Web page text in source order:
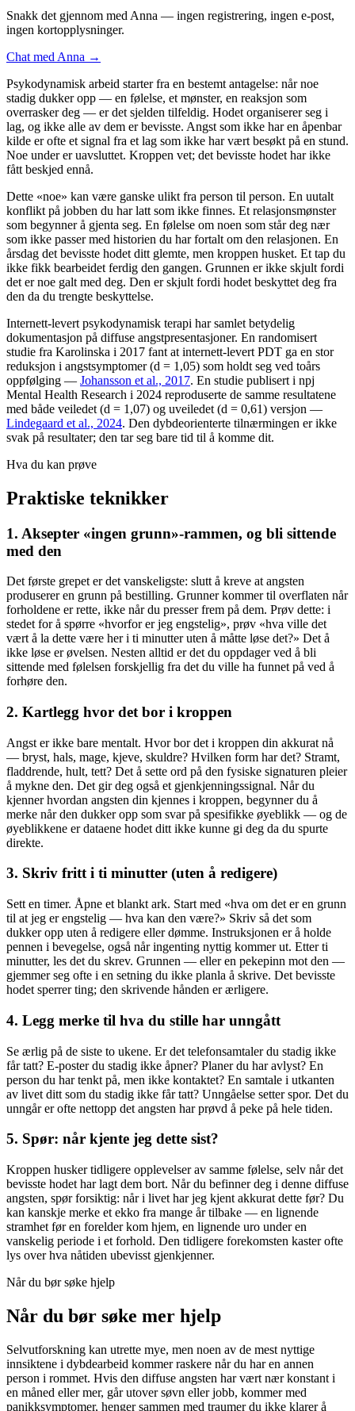
Snakk det gjennom med Anna — ingen registrering, ingen e-post,
ingen kortopplysninger.
Chat med Anna →
Psykodynamisk arbeid starter fra en bestemt antagelse: når noe
stadig dukker opp — en følelse, et mønster, en reaksjon som
overrasker deg — er det sjelden tilfeldig. Hodet organiserer seg i
lag, og ikke alle av dem er bevisste. Angst som ikke har en åpenbar
kilde er ofte et signal fra et lag som ikke har vært besøkt på en stund.
Noe under er uavsluttet. Kroppen vet; det bevisste hodet har ikke
fått beskjed ennå.
Dette «noe» kan være ganske ulikt fra person til person. En uutalt
konflikt på jobben du har latt som ikke finnes. Et relasjonsmønster
som begynner å gjenta seg. En følelse om noen som står deg nær
som ikke passer med historien du har fortalt om den relasjonen. En
årsdag det bevisste hodet ditt glemte, men kroppen husket. Et tap du
ikke fikk bearbeidet ferdig den gangen. Grunnen er ikke skjult fordi
det er noe galt med deg. Den er skjult fordi hodet beskyttet deg fra
den da du trengte beskyttelse.
Internett-levert psykodynamisk terapi har samlet betydelig
dokumentasjon på diffuse angstpresentasjoner. En randomisert
studie fra Karolinska i 2017 fant at internett-levert PDT ga en stor
reduksjon i angstsymptomer (d = 1,05) som holdt seg ved toårs
oppfølging — Johansson et al., 2017. En studie publisert i npj
Mental Health Research i 2024 reproduserte de samme resultatene
med både veiledet (d = 1,07) og uveiledet (d = 0,61) versjon —
Lindegaard et al., 2024. Den dybdeorienterte tilnærmingen er ikke
svak på resultater; den tar seg bare tid til å komme dit.
Hva du kan prøve
Praktiske teknikker
1. Aksepter «ingen grunn»-rammen, og bli sittende
med den
Det første grepet er det vanskeligste: slutt å kreve at angsten
produserer en grunn på bestilling. Grunner kommer til overflaten når
forholdene er rette, ikke når du presser frem på dem. Prøv dette: i
stedet for å spørre «hvorfor er jeg engstelig», prøv «hva ville det
vært å la dette være her i ti minutter uten å måtte løse det?» Det å
ikke løse er øvelsen. Nesten alltid er det du oppdager ved å bli
sittende med følelsen forskjellig fra det du ville ha funnet på ved å
forhøre den.
2. Kartlegg hvor det bor i kroppen
Angst er ikke bare mentalt. Hvor bor det i kroppen din akkurat nå
— bryst, hals, mage, kjeve, skuldre? Hvilken form har det? Stramt,
fladdrende, hult, tett? Det å sette ord på den fysiske signaturen pleier
å mykne den. Det gir deg også et gjenkjenningssignal. Når du
kjenner hvordan angsten din kjennes i kroppen, begynner du å
merke når den dukker opp som svar på spesifikke øyeblikk — og de
øyeblikkene er dataene hodet ditt ikke kunne gi deg da du spurte
direkte.
3. Skriv fritt i ti minutter (uten å redigere)
Sett en timer. Åpne et blankt ark. Start med «hva om det er en grunn
til at jeg er engstelig — hva kan den være?» Skriv så det som
dukker opp uten å redigere eller dømme. Instruksjonen er å holde
pennen i bevegelse, også når ingenting nyttig kommer ut. Etter ti
minutter, les det du skrev. Grunnen — eller en pekepinn mot den —
gjemmer seg ofte i en setning du ikke planla å skrive. Det bevisste
hodet sperrer ting; den skrivende hånden er ærligere.
4. Legg merke til hva du stille har unngått
Se ærlig på de siste to ukene. Er det telefonsamtaler du stadig ikke
får tatt? E-poster du stadig ikke åpner? Planer du har avlyst? En
person du har tenkt på, men ikke kontaktet? En samtale i utkanten
av livet ditt som du stadig ikke får tatt? Unngåelse setter spor. Det du
unngår er ofte nettopp det angsten har prøvd å peke på hele tiden.
5. Spør: når kjente jeg dette sist?
Kroppen husker tidligere opplevelser av samme følelse, selv når det
bevisste hodet har lagt dem bort. Når du befinner deg i denne diffuse
angsten, spør forsiktig: når i livet har jeg kjent akkurat dette før? Du
kan kanskje merke et ekko fra mange år tilbake — en lignende
stramhet før en forelder kom hjem, en lignende uro under en
vanskelig periode i et forhold. Den tidligere forekomsten kaster ofte
lys over hva nåtiden ubevisst gjenkjenner.
Når du bør søke hjelp
Når du bør søke mer hjelp
Selvutforskning kan utrette mye, men noen av de mest nyttige
innsiktene i dybdearbeid kommer raskere når du har en annen
person i rommet. Hvis den diffuse angsten har vært nær konstant i
en måned eller mer, går utover søvn eller jobb, kommer med
panikksymptomer, henger sammen med traumer du ikke klarer å